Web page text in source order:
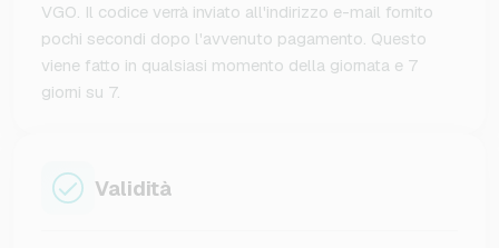
VGO. Il codice verrà inviato all'indirizzo e-mail fornito
pochi secondi dopo l'avvenuto pagamento. Questo
viene fatto in qualsiasi momento della giornata e 7
giorni su 7.
Validità